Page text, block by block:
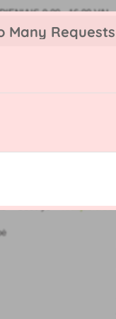
Many Requests
9:00 - 16:00 VAL
»Obuolys»Kraujasiurbė